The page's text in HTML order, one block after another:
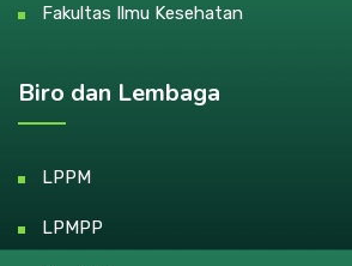
Fakultas Ilmu Kesehatan
Biro dan Lembaga
LPPM
LPMPP